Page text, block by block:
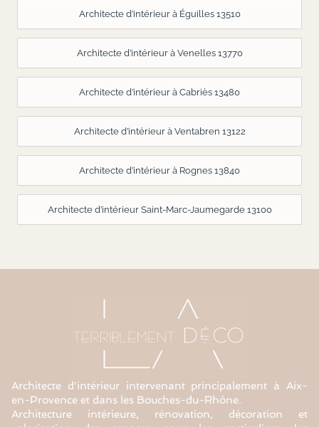
Architecte d’intérieur à Éguilles 13510
Architecte d’intérieur à Venelles 13770
Architecte d’intérieur à Cabriès 13480
Architecte d’intérieur à Ventabren 13122
Architecte d’intérieur à Rognes 13840
Architecte d’intérieur Saint-Marc-Jaumegarde 13100
Architecte d'intérieur intervenant principalement à Aix-
en-Provence et dans les Bouches-du-Rhône.
Architecture intérieure, rénovation, décoration et